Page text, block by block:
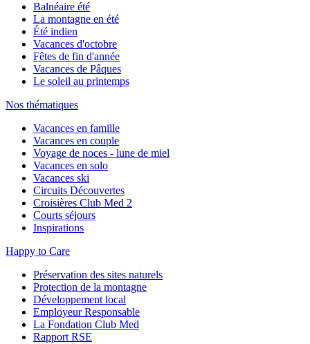
Balnéaire été
La montagne en été
Été indien
Vacances d'octobre
Fêtes de fin d'année
Vacances de Pâques
Le soleil au printemps
Nos thématiques
Vacances en famille
Vacances en couple
Voyage de noces - lune de miel
Vacances en solo
Vacances ski
Circuits Découvertes
Croisières Club Med 2
Courts séjours
Inspirations
Happy to Care
Préservation des sites naturels
Protection de la montagne
Développement local
Employeur Responsable
La Fondation Club Med
Rapport RSE